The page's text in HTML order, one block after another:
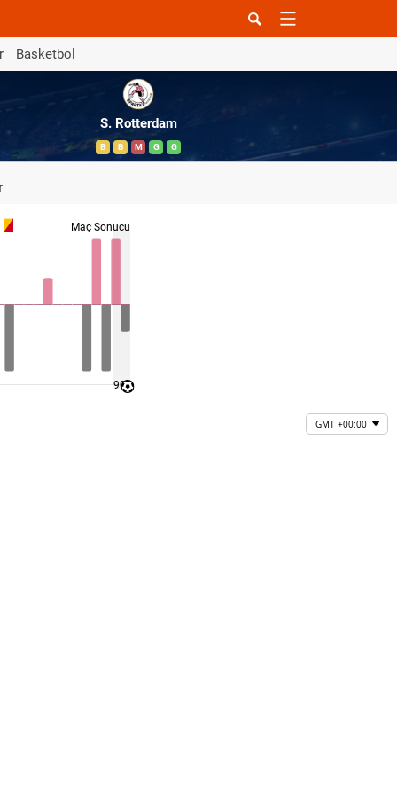
Basketbol
S. Rotterdam
B B M G G
Maç Sonucu
90 '
GMT +00:00